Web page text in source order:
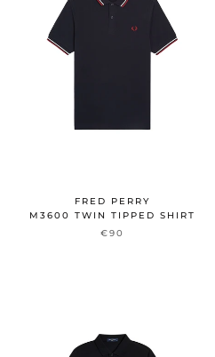
FRED PERRY
M3600 TWIN TIPPED SHIRT
€90